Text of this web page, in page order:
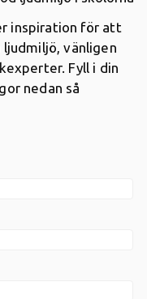
inspiration för att
vänligen
Fyll i din
nedan så